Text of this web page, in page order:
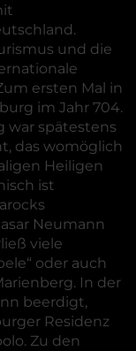
und die
ersten Mal in
im Jahr 704.
war spätestens
das womöglich
Heiligen
ist
Neumann
viele
oder auch
In der
beerdigt,
Residenz
Zu den